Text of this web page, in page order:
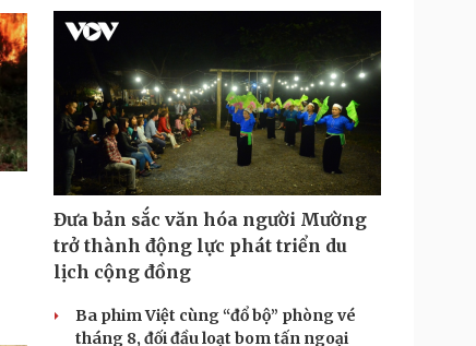
Đưa bản sắc văn hóa người Mường
trở thành động lực phát triển du
lịch cộng đồng
Ba phim Việt cùng “đổ bộ” phòng vé
tháng 8, đối đầu loạt bom tấn ngoại